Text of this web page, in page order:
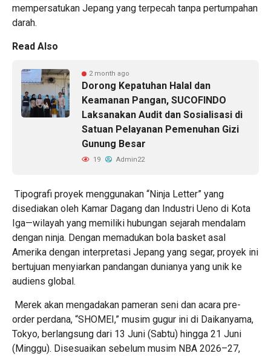
mempersatukan Jepang yang terpecah tanpa pertumpahan
darah.
Read Also
2 month ago
Dorong Kepatuhan Halal dan
Keamanan Pangan, SUCOFINDO
Laksanakan Audit dan Sosialisasi di
Satuan Pelayanan Pemenuhan Gizi
Gunung Besar
19 Admin22
Tipografi proyek menggunakan “Ninja Letter” yang
disediakan oleh Kamar Dagang dan Industri Ueno di Kota
Iga—wilayah yang memiliki hubungan sejarah mendalam
dengan ninja. Dengan memadukan bola basket asal
Amerika dengan interpretasi Jepang yang segar, proyek ini
bertujuan menyiarkan pandangan dunianya yang unik ke
audiens global.
Merek akan mengadakan pameran seni dan acara pre-
order perdana, “SHOMEI,” musim gugur ini di Daikanyama,
Tokyo, berlangsung dari 13 Juni (Sabtu) hingga 21 Juni
(Minggu). Disesuaikan sebelum musim NBA 2026–27,